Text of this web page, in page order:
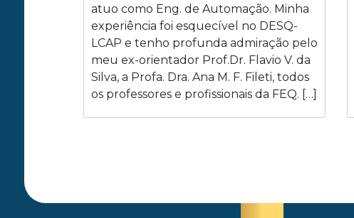
atuo como Eng. de Automação. Minha
experiência foi esquecível no DESQ-
LCAP e tenho profunda admiração pelo
meu ex-orientador Prof.Dr. Flavio V. da
Silva, a Profa. Dra. Ana M. F. Fileti, todos
os professores e profissionais da FEQ. […]